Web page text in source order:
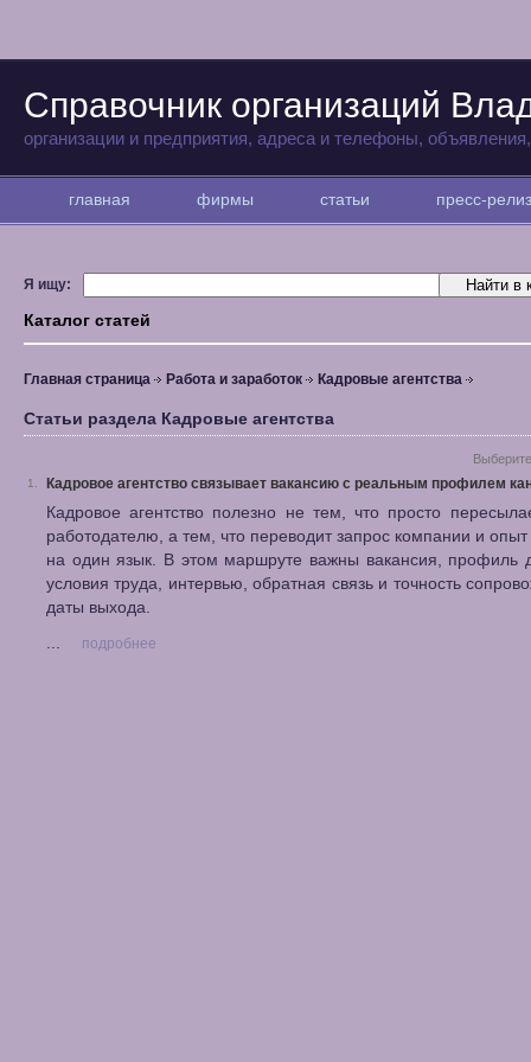
Справочник организаций
организации и предприятия, адреса и телефоны,
главная фирмы статьи пресс-
Я ищу:
Каталог статей
Главная страница Работа и заработок Кадровые агентства
Статьи раздела Кадровые агентства
1. Кадровое агентство связывает вакансию с реальным профилем
Кадровое агентство полезно не тем, что просто
работодателю, а тем, что переводит запрос компании и опыт
на один язык. В этом маршруте важны вакансия, профиль
условия труда, интервью, обратная связь и точность
даты выхода.
...
подробнее